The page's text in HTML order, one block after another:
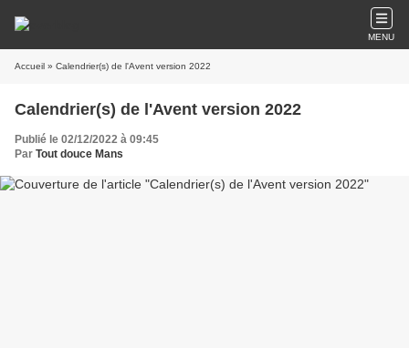
MENU
Accueil » Calendrier(s) de l'Avent version 2022
Calendrier(s) de l'Avent version 2022
Publié le 02/12/2022 à 09:45
Par Tout douce Mans